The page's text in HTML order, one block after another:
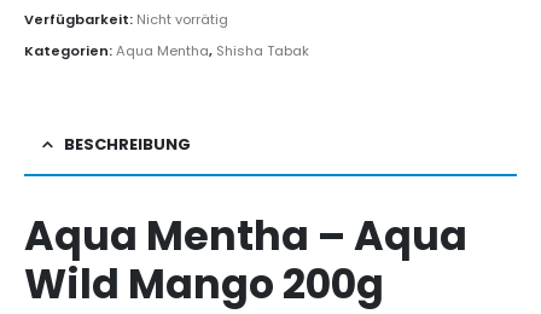
Verfügbarkeit: Nicht vorrätig
Kategorien:Aqua Mentha, Shisha Tabak
BESCHREIBUNG
Aqua Mentha – Aqua
Wild Mango 200g